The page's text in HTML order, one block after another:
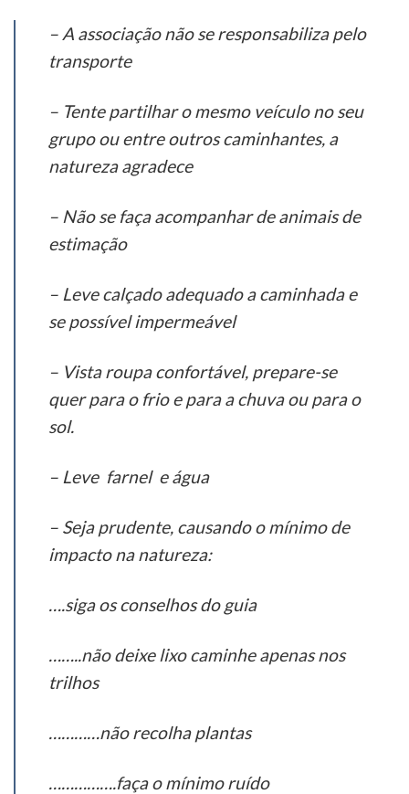
– A associação não se responsabiliza pelo
transporte
– Tente partilhar o mesmo veículo no seu
grupo ou entre outros caminhantes, a
natureza agradece
– Não se faça acompanhar de animais de
estimação
– Leve calçado adequado a caminhada e
se possível impermeável
– Vista roupa confortável, prepare-se
quer para o frio e para a chuva ou para o
sol.
– Leve farnel e água
– Seja prudente, causando o mínimo de
impacto na natureza:
….siga os conselhos do guia
……..não deixe lixo caminhe apenas nos
trilhos
…………não recolha plantas
…………….faça o mínimo ruído